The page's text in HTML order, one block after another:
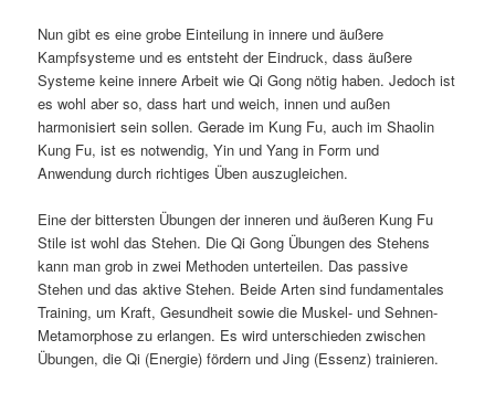
Nun gibt es eine grobe Einteilung in innere und äußere
Kampfsysteme und es entsteht der Eindruck, dass äußere
Systeme keine innere Arbeit wie Qi Gong nötig haben. Jedoch ist
es wohl aber so, dass hart und weich, innen und außen
harmonisiert sein sollen. Gerade im Kung Fu, auch im Shaolin
Kung Fu, ist es notwendig, Yin und Yang in Form und
Anwendung durch richtiges Üben auszugleichen.
Eine der bittersten Übungen der inneren und äußeren Kung Fu
Stile ist wohl das Stehen. Die Qi Gong Übungen des Stehens
kann man grob in zwei Methoden unterteilen. Das passive
Stehen und das aktive Stehen. Beide Arten sind fundamentales
Training, um Kraft, Gesundheit sowie die Muskel- und Sehnen-
Metamorphose zu erlangen. Es wird unterschieden zwischen
Übungen, die Qi (Energie) fördern und Jing (Essenz) trainieren.